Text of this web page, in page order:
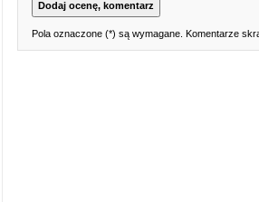
Pola oznaczone (*) są wymagane. Komentarze